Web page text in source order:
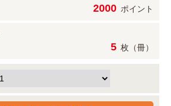
2000 ポイント
5 枚（冊）